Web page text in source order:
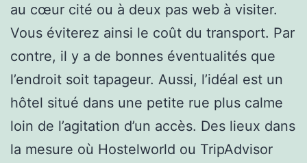
au cœur cité ou à deux pas web à visiter.
Vous éviterez ainsi le coût du transport. Par
contre, il y a de bonnes éventualités que
l’endroit soit tapageur. Aussi, l’idéal est un
hôtel situé dans une petite rue plus calme
loin de l’agitation d’un accès. Des lieux dans
la mesure où Hostelworld ou TripAdvisor